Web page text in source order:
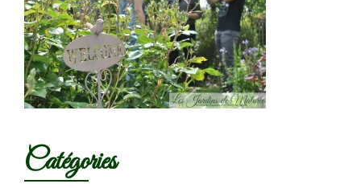
Catégories